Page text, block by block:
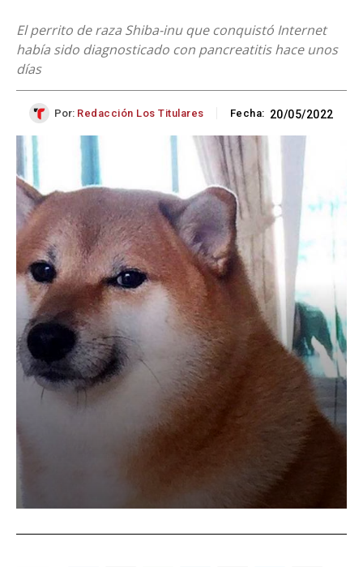
El perrito de raza Shiba-inu que conquistó Internet
había sido diagnosticado con pancreatitis hace unos
días
Por: Redacción Los Titulares Fecha: 20/05/2022